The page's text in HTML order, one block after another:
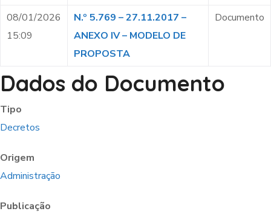
08/01/2026
15:09
N.º 5.769 – 27.11.2017 –
ANEXO IV – MODELO DE
PROPOSTA
Documento
Dados do Documento
Tipo
Decretos
Origem
Administração
Publicação